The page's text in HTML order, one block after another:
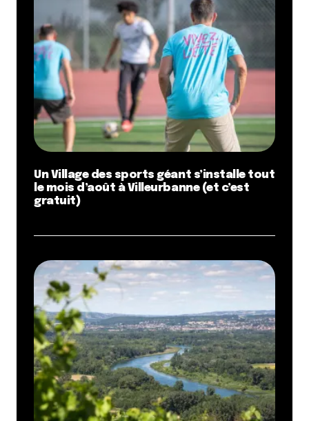
Un Village des sports géant s’installe tout
le mois d’août à Villeurbanne (et c’est
gratuit)